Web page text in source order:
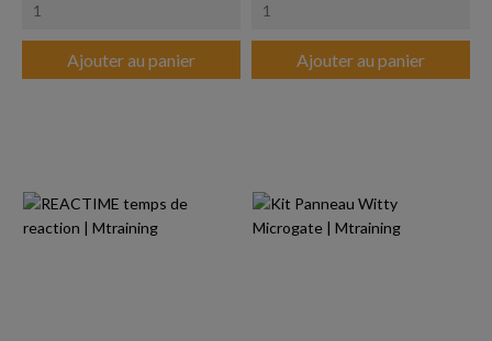
Ajouter au panier Ajouter au panier